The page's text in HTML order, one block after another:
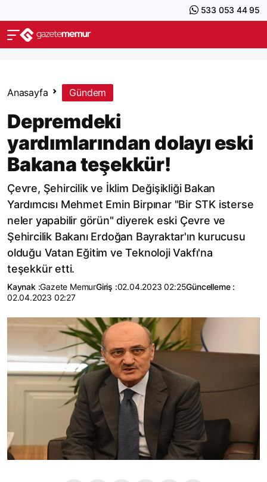
533 053 44 95
Anasayfa Gündem
Depremdeki
yardımlarından dolayı eski
Bakana teşekkür!
Çevre, Şehircilik ve İklim Değişikliği Bakan
Yardımcısı Mehmet Emin Birpınar "Bir STK isterse
neler yapabilir görün" diyerek eski Çevre ve
Şehircilik Bakanı Erdoğan Bayraktar'ın kurucusu
olduğu Vatan Eğitim ve Teknoloji Vakfı'na
teşekkür etti.
Kaynak :Gazete MemurGiriş :02.04.2023 02:25Güncelleme :
02.04.2023 02:27